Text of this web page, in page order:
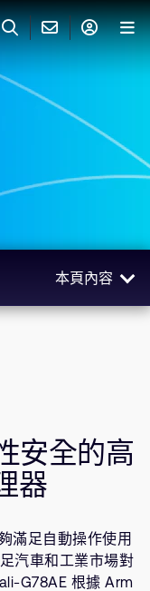
本頁內容
概述
資源
安全的高
器
滿足自動操作使用
汽車和工業市場對
G78AE 根據 Arm